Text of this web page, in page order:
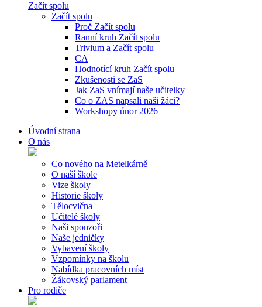
Začít spolu
Začít spolu
Proč Začít spolu
Ranní kruh Začít spolu
Trivium a Začít spolu
CA
Hodnotící kruh Začít spolu
Zkušenosti se ZaS
Jak ZaS vnímají naše učitelky
Co o ZAS napsali naši žáci?
Workshopy únor 2026
Úvodní strana
O nás
Co nového na Metelkárně
O naší škole
Vize školy
Historie školy
Tělocvična
Učitelé školy
Naši sponzoři
Naše jedničky
Vybavení školy
Vzpomínky na školu
Nabídka pracovních míst
Žákovský parlament
Pro rodiče